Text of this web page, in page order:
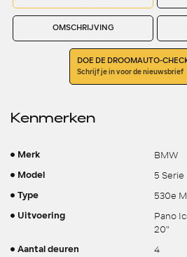
OMSCHRIJVING
DOE DE DROOMAUTO-
Schrijf je in voor de nieuwsbrief
Kenmerken
Merk BMW
Model 5 Serie
Type 530e
Uitvoering
Pano
20"
Aantal deuren 4